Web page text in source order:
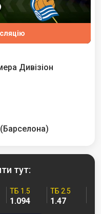
Дивізіон
тут:
ТБ 1.5
1.094
ТБ 2.5
1.47